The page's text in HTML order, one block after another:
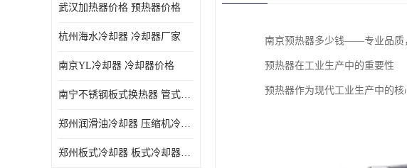
武汉加热器价格 预热器价格
杭州海水冷却器 冷却器厂家
南京YL冷却器 冷却器价格
南宁不锈钢板式换热器 管式空气预热加工定制
郑州润滑油冷却器 压缩机冷却器
郑州板式冷却器 板式冷却器厂家
南京预热器多少钱——专业品质
预热器在工业生产中的重要性
预热器作为现代工业生产中的核